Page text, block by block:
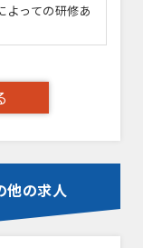
よっての研修あ
他の求人